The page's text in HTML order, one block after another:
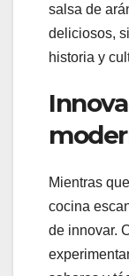
salsa de
deliciosos,
historia y
Mientras
cocina
de innovar.